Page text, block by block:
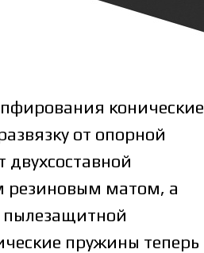
конические
от опорной
резиновым матом, а
пылезащитной
пружины теперь